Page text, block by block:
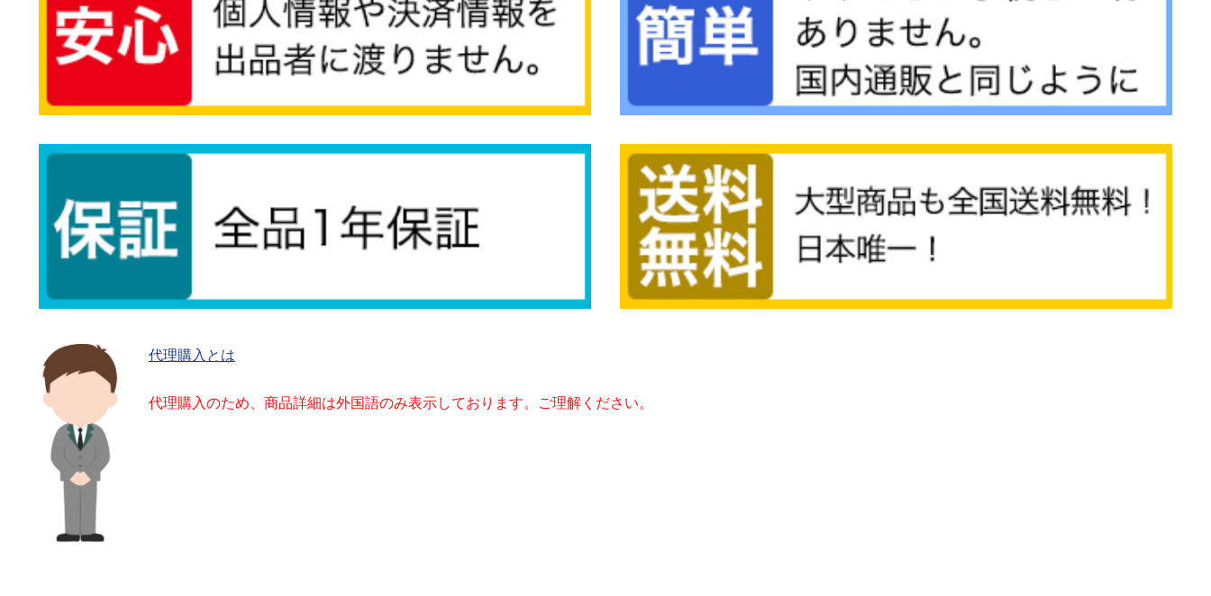
代理購入とは
代理購入のため、商品詳細は外国語のみ表示しております。ご理解ください。